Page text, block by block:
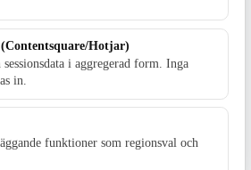
grundat 1991 som sedan 2002 ger
och 2010 lanserades Värnamo.nu. Från
tre kommuner: Gnosjö,
och Vaggeryds kommun.
Kontakta oss
Kakinställningar
(Contentsquare/Hotjar)
i aggregerad form. Inga
in.
funktioner som regionsval och